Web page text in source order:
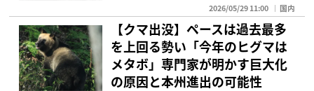
2026/05/29 11:00 国内
【クマ出没】ペースは過去最多
を上回る勢い「今年のヒグマは
メタボ」専門家が明かす巨大化
の原因と本州進出の可能性